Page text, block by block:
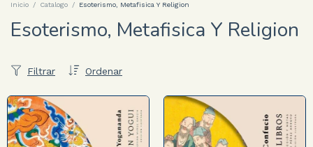
Inicio / Catalogo / Esoterismo, Metafisica Y Religion
Esoterismo, Metafisica Y Religion
Ordenar
Filtrar